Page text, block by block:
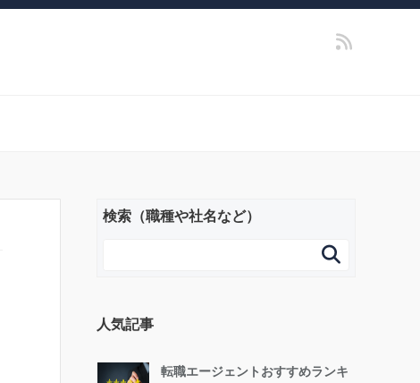
検索（職種や社名など）

人気記事
転職エージェントおすすめランキ